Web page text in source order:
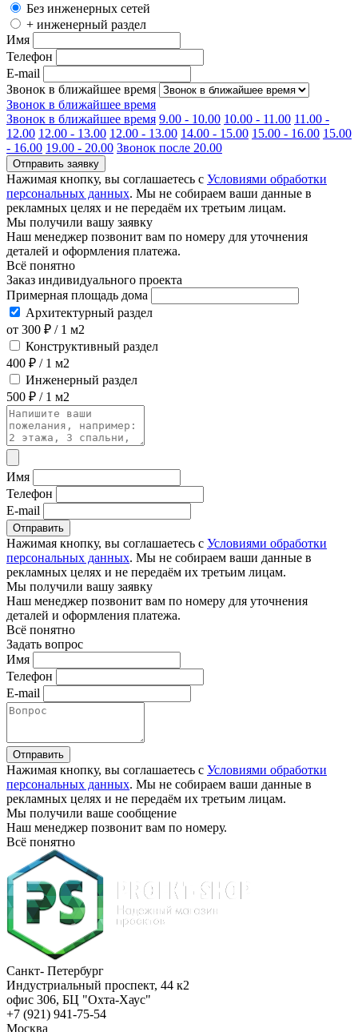
Без инженерных сетей
+ инженерный раздел
Имя
Телефон
E-mail
Звонок в ближайшее время
Звонок в ближайшее время
Звонок в ближайшее время 9.00 - 10.00 10.00 - 11.00 11.00 -
12.00 12.00 - 13.00 12.00 - 13.00 14.00 - 15.00 15.00 - 16.00 15.00
- 16.00 19.00 - 20.00 Звонок после 20.00
Отправить заявку
Нажимая кнопку, вы соглашаетесь с Условиями обработки
персональных данных. Мы не собираем ваши данные в
рекламных целях и не передаём их третьим лицам.
Мы получили вашу заявку
Наш менеджер позвонит вам по номеру для уточнения
деталей и оформления платежа.
Всё понятно
Заказ индивидуального проекта
Примерная площадь дома
Архитектурный раздел
от 300 ₽ / 1 м2
Конструктивный раздел
400 ₽ / 1 м2
Инженерный раздел
500 ₽ / 1 м2
Имя
Телефон
E-mail
Отправить
Нажимая кнопку, вы соглашаетесь с Условиями обработки
персональных данных. Мы не собираем ваши данные в
рекламных целях и не передаём их третьим лицам.
Мы получили вашу заявку
Наш менеджер позвонит вам по номеру для уточнения
деталей и оформления платежа.
Всё понятно
Задать вопрос
Имя
Телефон
E-mail
Отправить
Нажимая кнопку, вы соглашаетесь с Условиями обработки
персональных данных. Мы не собираем ваши данные в
рекламных целях и не передаём их третьим лицам.
Мы получили ваше сообщение
Наш менеджер позвонит вам по номеру.
Всё понятно
Санкт- Петербург
Индустриальный проспект, 44 к2
офис 306, БЦ "Охта-Хаус"
+7 (921) 941-75-54
Москва